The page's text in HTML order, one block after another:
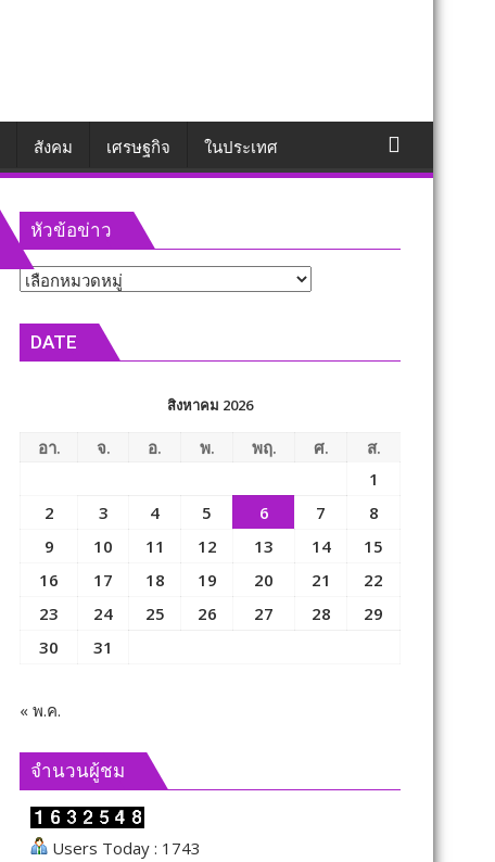
สังคม เศรษฐกิจ ในประเทศ
หัวข้อข่าว
หัวข้อ
DATE
สิงหาคม 2026
อา. จ. อ. พ. พฤ. ศ.
ส.
1
2
3 4 5 6 7
8
9
10 11 12 13 14
15
16
17 18 19 20 21
22
23
24 25 26 27 28
29
30
31
« พ.ค.
จำนวนผู้ชม
Users Today : 1743